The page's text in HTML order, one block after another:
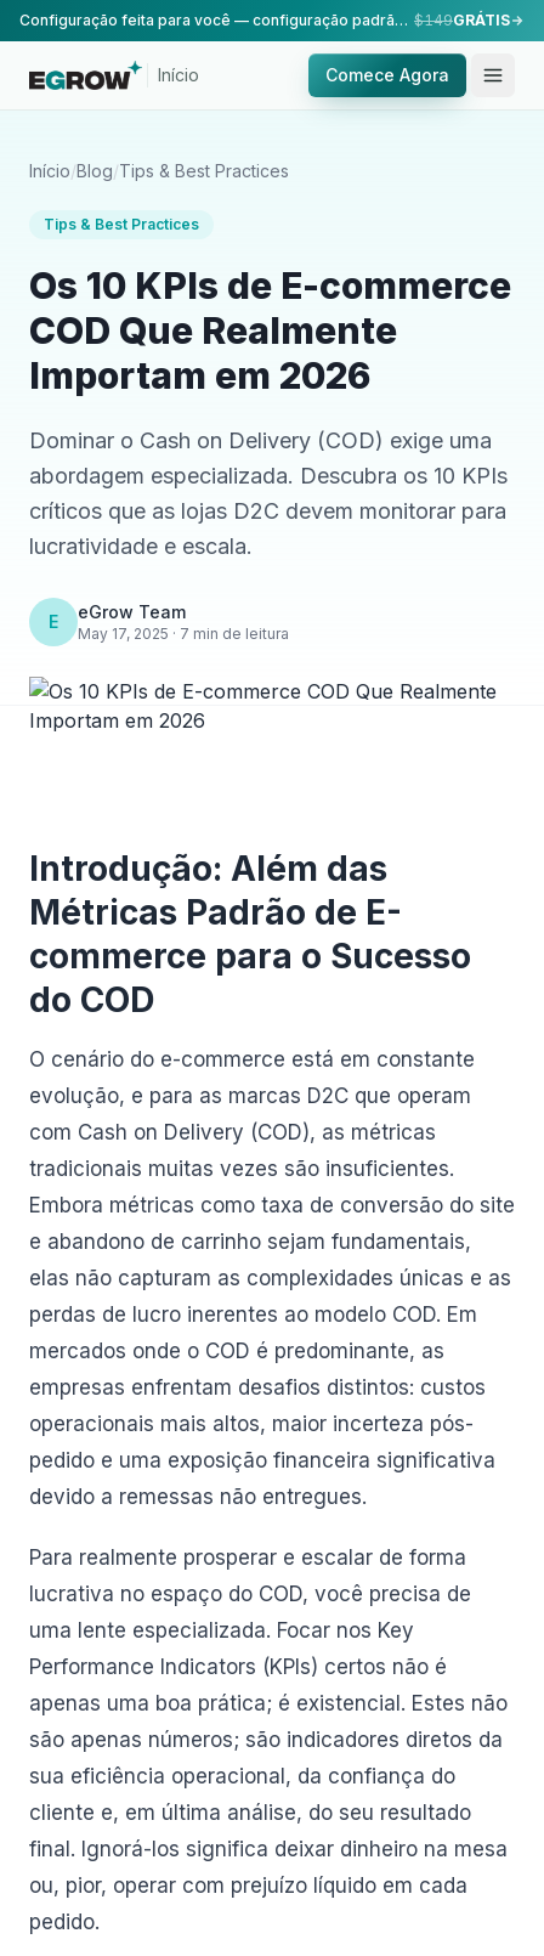
Configuração feita para você — configuração padrão, realizada pela nossa equipe. $149GRÁTIS
Início Comece Agora
Início/Blog/Tips & Best Practices
Tips & Best Practices
Os 10 KPIs de E-commerce
COD Que Realmente
Importam em 2026
Dominar o Cash on Delivery (COD) exige uma
abordagem especializada. Descubra os 10 KPIs
críticos que as lojas D2C devem monitorar para
lucratividade e escala.
E eGrow Team
May 17, 2025 · 7 min de leitura
Introdução: Além das
Métricas Padrão de E-
commerce para o Sucesso
do COD
O cenário do e-commerce está em constante
evolução, e para as marcas D2C que operam
com Cash on Delivery (COD), as métricas
tradicionais muitas vezes são insuficientes.
Embora métricas como taxa de conversão do site
e abandono de carrinho sejam fundamentais,
elas não capturam as complexidades únicas e as
perdas de lucro inerentes ao modelo COD. Em
mercados onde o COD é predominante, as
empresas enfrentam desafios distintos: custos
operacionais mais altos, maior incerteza pós-
pedido e uma exposição financeira significativa
devido a remessas não entregues.
Para realmente prosperar e escalar de forma
lucrativa no espaço do COD, você precisa de
uma lente especializada. Focar nos Key
Performance Indicators (KPIs) certos não é
apenas uma boa prática; é existencial. Estes não
são apenas números; são indicadores diretos da
sua eficiência operacional, da confiança do
cliente e, em última análise, do seu resultado
final. Ignorá-los significa deixar dinheiro na mesa
ou, pior, operar com prejuízo líquido em cada
pedido.